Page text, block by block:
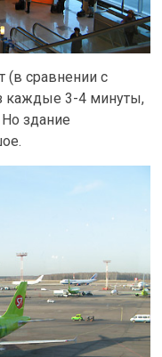
сравнении с
каждые 3-4 минуты,
Но здание